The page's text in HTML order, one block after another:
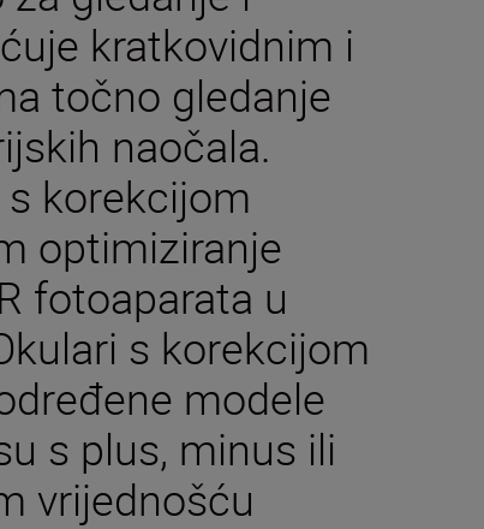
kratkovidnim i
točno gledanje
naočala.
korekcijom
optimiziranje
fotoaparata u
s korekcijom
modele
s plus, minus ili
vrijednošću